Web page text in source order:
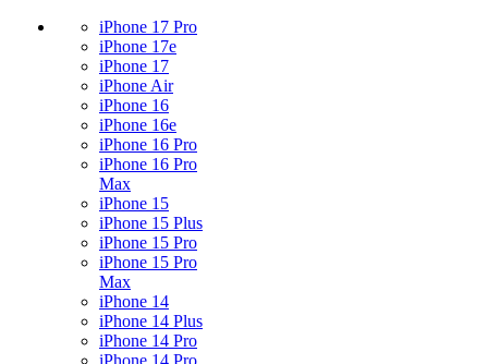
iPhone 17 Pro
iPhone 17e
iPhone 17
iPhone Air
iPhone 16
iPhone 16e
iPhone 16 Pro
iPhone 16 Pro
Max
iPhone 15
iPhone 15 Plus
iPhone 15 Pro
iPhone 15 Pro
Max
iPhone 14
iPhone 14 Plus
iPhone 14 Pro
iPhone 14 Pro